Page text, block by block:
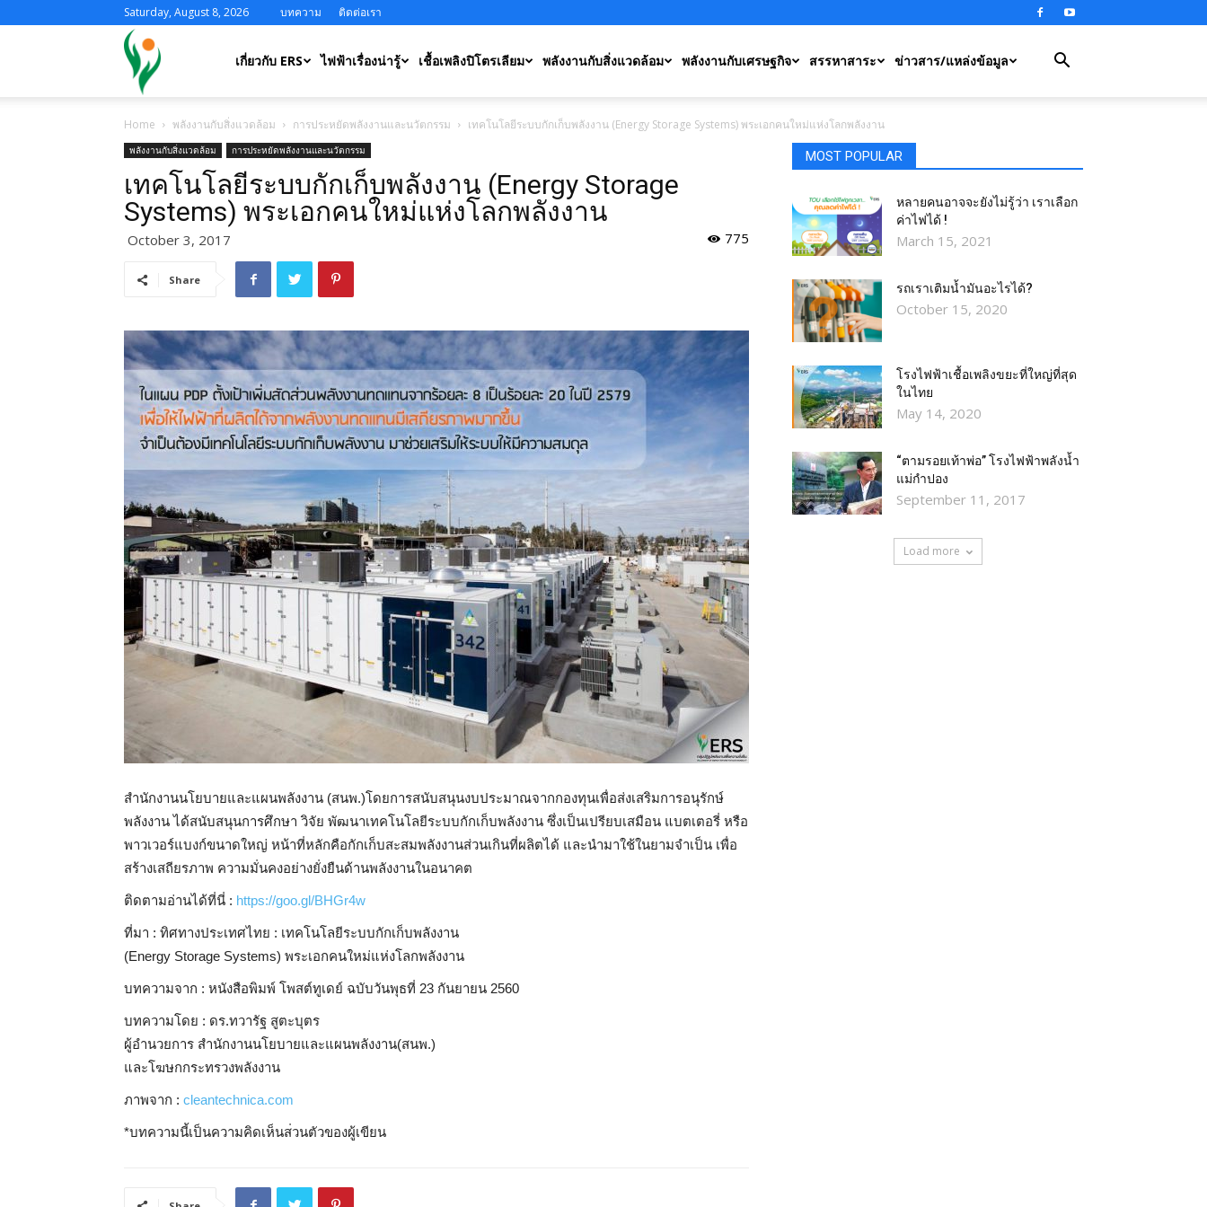
Saturday, August 8, 2026 บทความ ติดต่อเรา
ERS เกี่ยวกับ ERS ไฟฟ้าเรื่องน่ารู้ เชื้อเพลิงปิโตรเลียม พลังงานกับสิ่งแวดล้อม พลังงานกับเศรษฐกิจ สรรหาสาระ ข่าวสาร/แหล่งข้อมูล
Home พลังงานกับสิ่งแวดล้อม การประหยัดพลังงานและนวัตกรรม เทคโนโลยีระบบกักเก็บพลังงาน (Energy Storage Systems) พระเอกคนใหม่แห่งโลกพลังงาน
พลังงานกับสิ่งแวดล้อม การประหยัดพลังงานและนวัตกรรม
เทคโนโลยีระบบกักเก็บพลังงาน (Energy Storage
Systems) พระเอกคนใหม่แห่งโลกพลังงาน
October 3, 2017 775
Share
สำนักงานนโยบายและแผนพลังงาน (สนพ.)โดยการสนับสนุนงบประมาณจากกองทุนเพื่อส่งเสริมการอนุรักษ์
พลังงาน ได้สนับสนุนการศึกษา วิจัย พัฒนาเทคโนโลยีระบบกักเก็บพลังงาน ซึ่งเป็นเปรียบเสมือน แบตเตอรี่ หรือ
พาวเวอร์แบงก์ขนาดใหญ่ หน้าที่หลักคือกักเก็บสะสมพลังงานส่วนเกินที่ผลิตได้ และนำมาใช้ในยามจำเป็น เพื่อ
สร้างเสถียรภาพ ความมั่นคงอย่างยั่งยืนด้านพลังงานในอนาคต
ติดตามอ่านได้ที่นี่ : https://goo.gl/BHGr4w
ที่มา : ทิศทางประเทศไทย : เทคโนโลยีระบบกักเก็บพลังงาน
(Energy Storage Systems) พระเอกคนใหม่แห่งโลกพลังงาน
บทความจาก : หนังสือพิมพ์ โพสต์ทูเดย์ ฉบับวันพุธที่ 23 กันยายน 2560
บทความโดย : ดร.ทวารัฐ สูตะบุตร
ผู้อำนวยการ สำนักงานนโยบายและแผนพลังงาน(สนพ.)
และโฆษกกระทรวงพลังงาน
ภาพจาก : cleantechnica.com
*บทความนี้เป็นความคิดเห็นส่วนตัวของผู้เขียน
MOST POPULAR
หลายคนอาจจะยังไม่รู้ว่า เราเลือก
ค่าไฟได้ !
March 15, 2021
รถเราเติมน้ำมันอะไรได้?​
October 15, 2020
โรงไฟฟ้าเชื้อเพลิงขยะที่ใหญ่ที่สุด
ในไทย
May 14, 2020
“ตามรอยเท้าพ่อ” โรงไฟฟ้าพลังน้ำ
แม่กำปอง
September 11, 2017
Load more